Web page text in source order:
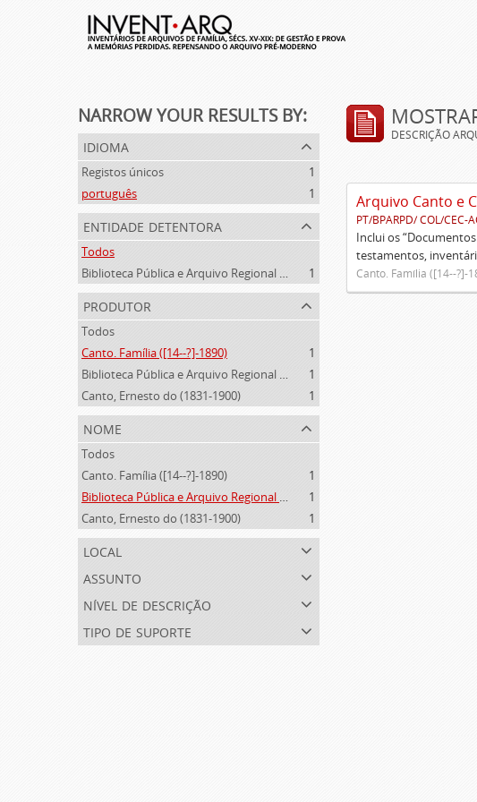
NARROW YOUR RESULTS BY:
idioma
Registos únicos
1
português
1
entidade detentora
Todos
Biblioteca Pública e Arquivo Regional de Ponta Delgada
1
produtor
Todos
Canto. Família ([14--?]-1890)
1
Biblioteca Pública e Arquivo Regional de Ponta Delgada (1841- )
1
Canto, Ernesto do (1831-1900)
1
nome
Todos
Canto. Família ([14--?]-1890)
1
Biblioteca Pública e Arquivo Regional de Ponta Delgada (1841- )
1
Canto, Ernesto do (1831-1900)
1
local
assunto
nível de descrição
tipo de suporte
DESCRIÇÃO
Arquivo Canto e
PT/BPARPD/ COL/CEC-
Inclui os
testamentos,
Canto. Família ([14--?]-